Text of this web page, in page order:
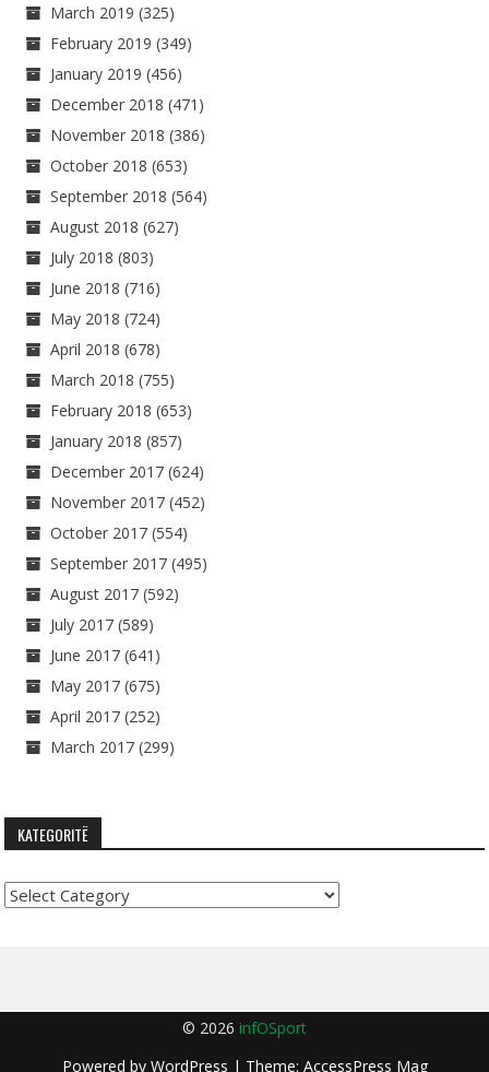
March 2019 (325)
February 2019 (349)
January 2019 (456)
December 2018 (471)
November 2018 (386)
October 2018 (653)
September 2018 (564)
August 2018 (627)
July 2018 (803)
June 2018 (716)
May 2018 (724)
April 2018 (678)
March 2018 (755)
February 2018 (653)
January 2018 (857)
December 2017 (624)
November 2017 (452)
October 2017 (554)
September 2017 (495)
August 2017 (592)
July 2017 (589)
June 2017 (641)
May 2017 (675)
April 2017 (252)
March 2017 (299)
KATEGORITË
Kategoritë
© 2026 infOSport
Powered by WordPress | Theme: AccessPress Mag